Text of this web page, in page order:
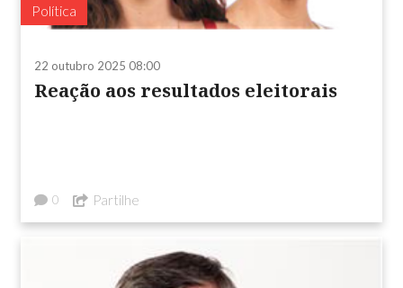
Política
22 outubro 2025 08:00
Reação aos resultados eleitorais
0 Partilhe